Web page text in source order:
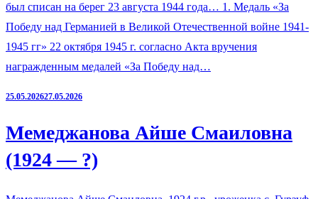
был списан на берег 23 августа 1944 года… 1. Медаль «За
Победу над Германией в Великой Отечественной войне 1941-
1945 гг» 22 октября 1945 г. согласно Акта вручения
награжденным медалей «За Победу над…
25.05.202627.05.2026
Мемеджанова Айше Смаиловна
(1924 — ?)